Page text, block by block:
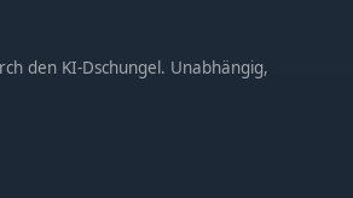
den KI-Dschungel. Unabhängig,